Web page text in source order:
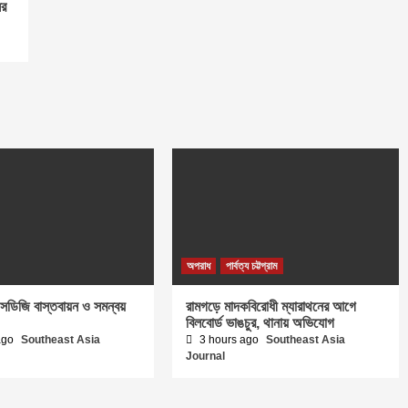
বাস্তবায়ন ও সমন্বয়
Southeast Asia
অপরাধ পার্বত্য চট্টগ্রাম
রামগড়ে মাদকবিরোধী ম্যারাথনের আগে
বিলবোর্ড ভাঙচুর, থানায় অভিযোগ
3 hours ago Southeast Asia
Journal